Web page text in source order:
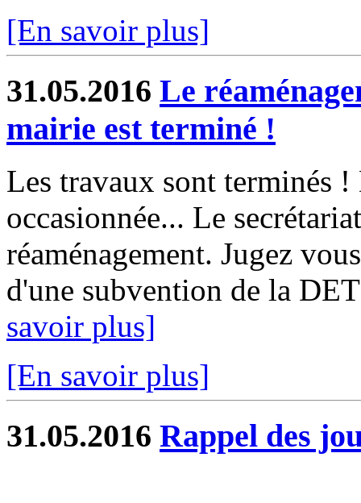
[En savoir plus]
31.05.2016 Le
mairie est terminé !
Les travaux sont terminés !
occasionnée... Le
réaménagement. Jugez
d'une subvention de la
savoir plus]
[En savoir plus]
31.05.2016 Rappel des